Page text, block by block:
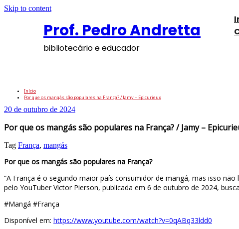
Skip to content
Prof. Pedro Andretta
bibliotecário e educador
Início
Por que os mangás são populares na França? / Jamy – Epicurieux
20 de outubro de 2024
Por que os mangás são populares na França? / Jamy –
Tag França, mangás
Por que os mangás são populares na França?
“A França é o segundo maior país consumidor de mangá, mas isso
pelo YouTuber Victor Pierson, publicada em 6 de outubro de 2024,
#Mangá #França
Disponível em: https://www.youtube.com/watch?v=0qABq33ldd0